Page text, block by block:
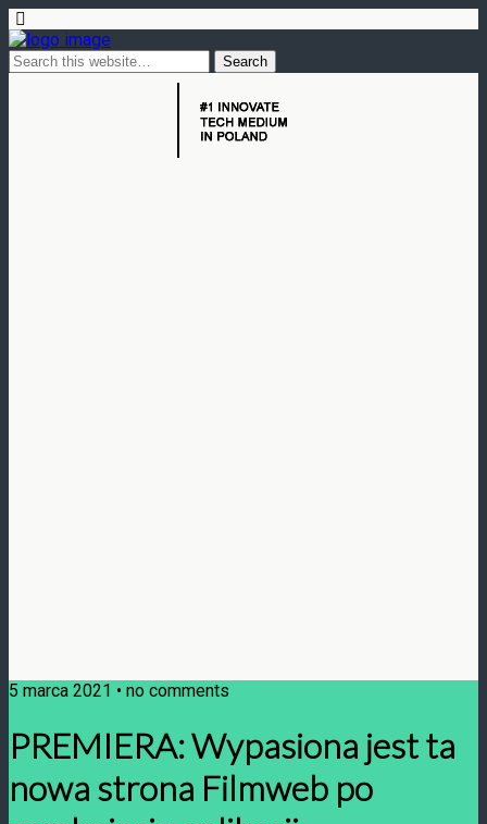
5 marca 2021 • no comments
PREMIERA: Wypasiona jest ta
nowa strona Filmweb po